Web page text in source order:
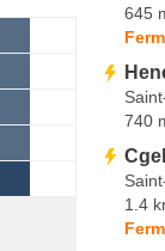
645
740
1.4